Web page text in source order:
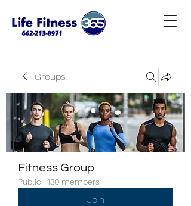
Groups
Fitness Group
Public · 130 members
Join